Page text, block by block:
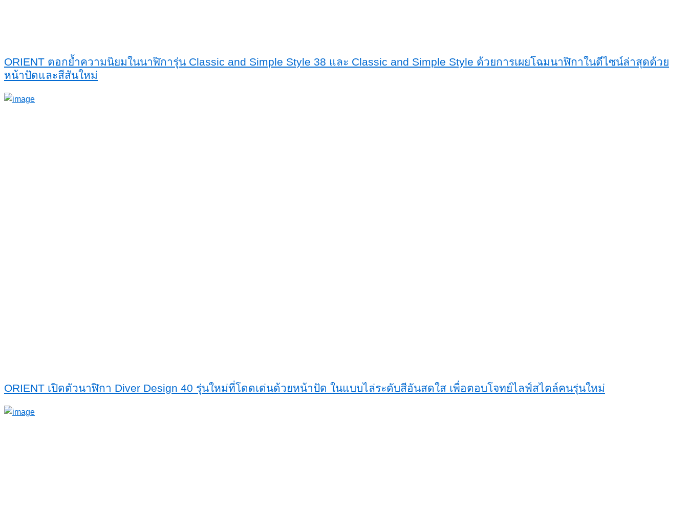
ORIENT ตอกย้ำความนิยมในนาฬิการุ่น Classic and Simple Style 38 และ Classic and Simple Style ด้วยการเผยโฉมนาฬิกาในดีไซน์ล่าสุดด้วย
หน้าปัดและสีสันใหม่
ORIENT เปิดตัวนาฬิกา Diver Design 40 รุ่นใหม่ที่โดดเด่นด้วยหน้าปัด ในแบบไล่ระดับสีอันสดใส เพื่อตอบโจทย์ไลฟ์สไตล์คนรุ่นใหม่